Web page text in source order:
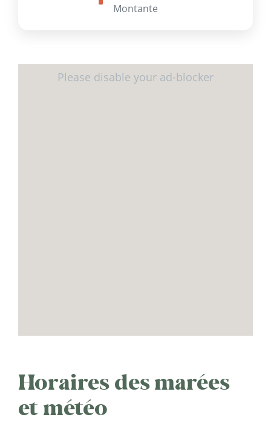
Montante
Horaires des marées
et météo